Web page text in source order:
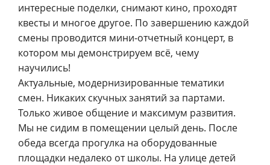
интересные поделки, снимают кино, проходят
квесты и многое другое. По завершению каждой
смены проводится мини-отчетный концерт, в
котором мы демонстрируем всё, чему
научились!
Актуальные, модернизированные тематики
смен. Никаких скучных занятий за партами.
Только живое общение и максимум развития.
Мы не сидим в помещении целый день. После
обеда всегда прогулка на оборудованные
площадки недалеко от школы. На улице детей